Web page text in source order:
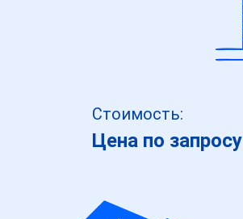
Стоимость:
Цена по запросу